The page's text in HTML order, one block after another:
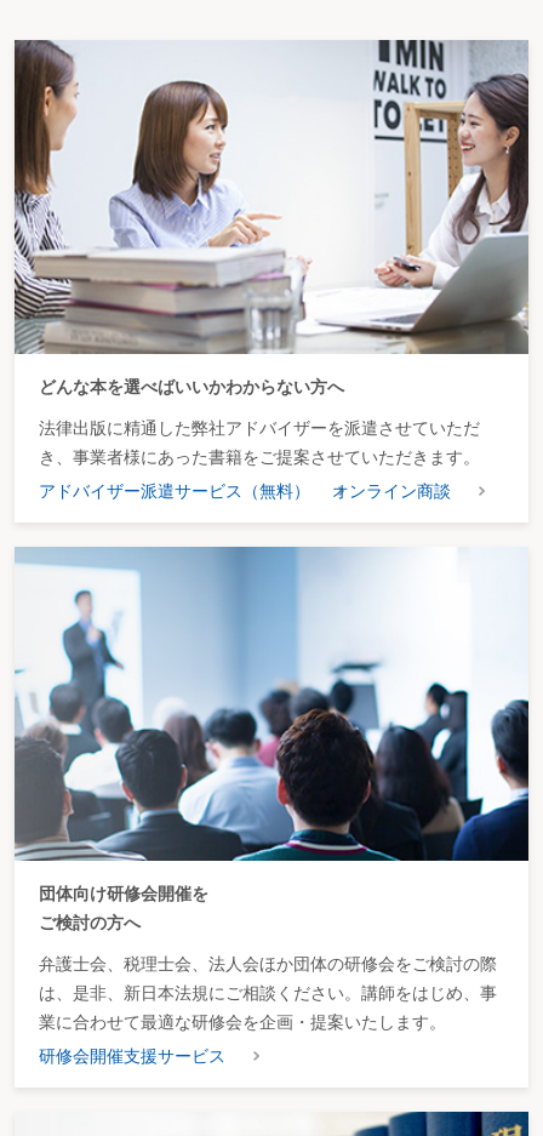
どんな本を選べばいいかわからない方へ
法律出版に精通した弊社アドバイザーを派遣させていただ
き、事業者様にあった書籍をご提案させていただきます。
アドバイザー派遣サービス（無料）
オンライン商談
団体向け研修会開催を
ご検討の方へ
弁護士会、税理士会、法人会ほか団体の研修会をご検討の際
は、是非、新日本法規にご相談ください。講師をはじめ、事
業に合わせて最適な研修会を企画・提案いたします。
研修会開催支援サービス